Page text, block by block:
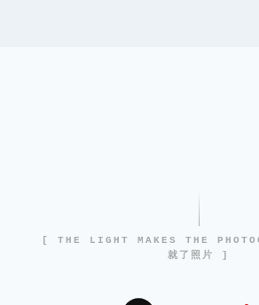
[ THE LIGHT MAKES THE
就了照片 ]